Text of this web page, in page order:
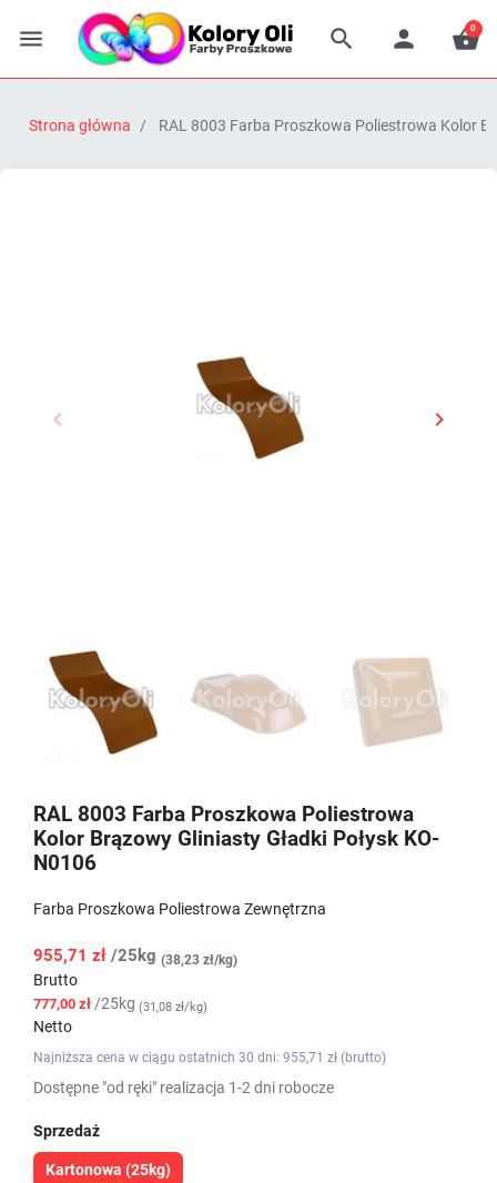
   
0
Strona główna RAL 8003 Farba Proszkowa Poliestrowa Kolor
Poprzedni
 
RAL 8003 Farba Proszkowa Poliestrowa
Kolor Brązowy Gliniasty Gładki Połysk KO-
N0106
Farba Proszkowa Poliestrowa Zewnętrzna
955,71 zł /25kg (38,23 zł/kg)
Brutto
777,00 zł /25kg (31,08 zł/kg)
Netto
Najniższa cena w ciągu ostatnich 30 dni: 955,71 zł (brutto)
Dostępne "od ręki" realizacja 1-2 dni robocze
Sprzedaż
Kartonowa (25kg)